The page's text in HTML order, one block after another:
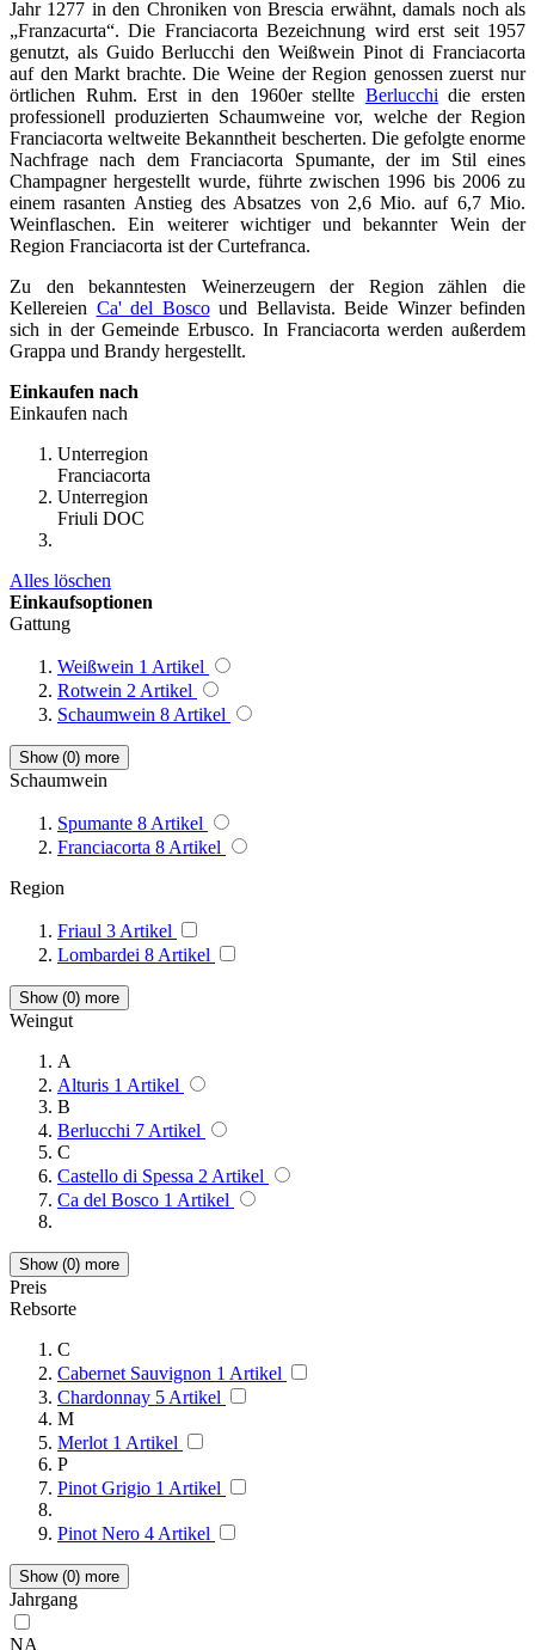
Jahr 1277 in den Chroniken von Brescia erwähnt, damals noch als
„Franzacurta“. Die Franciacorta Bezeichnung wird erst seit 1957
genutzt, als Guido Berlucchi den Weißwein Pinot di Franciacorta
auf den Markt brachte. Die Weine der Region genossen zuerst nur
örtlichen Ruhm. Erst in den 1960er stellte Berlucchi die ersten
professionell produzierten Schaumweine vor, welche der Region
Franciacorta weltweite Bekanntheit bescherten. Die gefolgte enorme
Nachfrage nach dem Franciacorta Spumante, der im Stil eines
Champagner hergestellt wurde, führte zwischen 1996 bis 2006 zu
einem rasanten Anstieg des Absatzes von 2,6 Mio. auf 6,7 Mio.
Weinflaschen. Ein weiterer wichtiger und bekannter Wein der
Region Franciacorta ist der Curtefranca.
Zu den bekanntesten Weinerzeugern der Region zählen die
Kellereien Ca' del Boscound Bellavista. Beide Winzer befinden
sich in der Gemeinde Erbusco. In Franciacorta werden außerdem
Grappa und Brandy hergestellt.
Einkaufen nach
Einkaufen nach
Unterregion
Franciacorta
Unterregion
Friuli DOC
Alles löschen
Einkaufsoptionen
Gattung
Weißwein 1 Artikel
Rotwein 2 Artikel
Schaumwein 8 Artikel
Show (0) more
Schaumwein
Spumante 8 Artikel
Franciacorta 8 Artikel
Region
Friaul 3 Artikel
Lombardei 8 Artikel
Show (0) more
Weingut
A
Alturis 1 Artikel
B
Berlucchi 7 Artikel
C
Castello di Spessa 2 Artikel
Ca del Bosco 1 Artikel
Show (0) more
Preis
Rebsorte
C
Cabernet Sauvignon 1 Artikel
Chardonnay 5 Artikel
M
Merlot 1 Artikel
P
Pinot Grigio 1 Artikel
Pinot Nero 4 Artikel
Show (0) more
Jahrgang
NA